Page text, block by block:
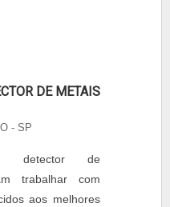
DE METAIS
- SP
detector de
trabalhar com
aos melhores